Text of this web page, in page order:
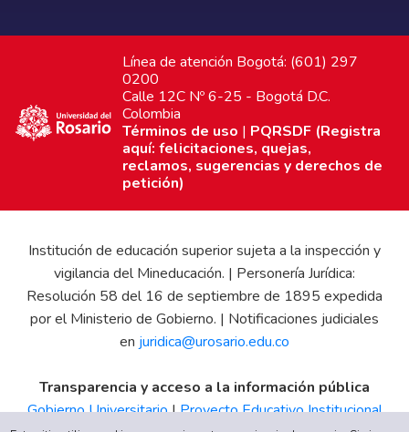
Línea de atención Bogotá: (601) 297
0200
Calle 12C Nº 6-25 - Bogotá D.C.
Colombia
Términos de uso | PQRSDF (Registra
aquí: felicitaciones, quejas,
reclamos, sugerencias y derechos de
petición)
Institución de educación superior sujeta a la inspección y
vigilancia del Mineducación. | Personería Jurídica:
Resolución 58 del 16 de septiembre de 1895 expedida
por el Ministerio de Gobierno. | Notificaciones judiciales
en juridica@urosario.edu.co
Transparencia y acceso a la información pública
Gobierno Universitario|Proyecto Educativo Institucional